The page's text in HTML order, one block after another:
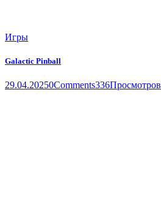
Игры
Galactic Pinball
29.04.20250Comments336Просмотров